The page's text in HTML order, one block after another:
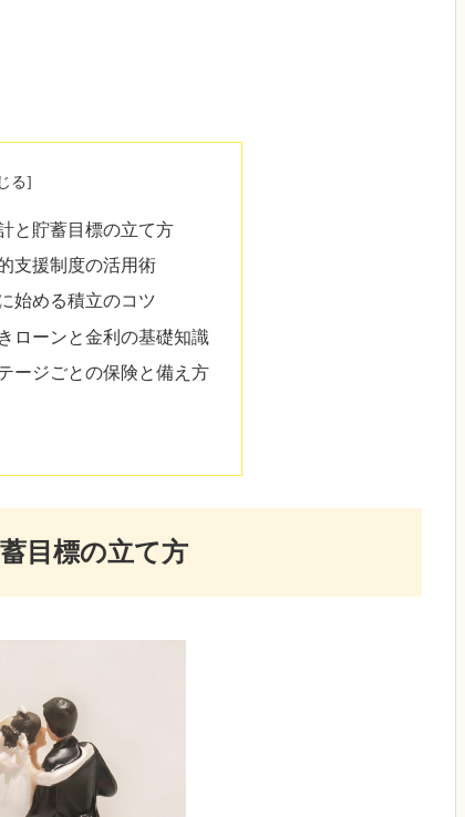
と貯蓄目標の立て方
支援制度の活用術
始める積立のコツ
ローンと金利の基礎知識
ージごとの保険と備え方
目標の立て方